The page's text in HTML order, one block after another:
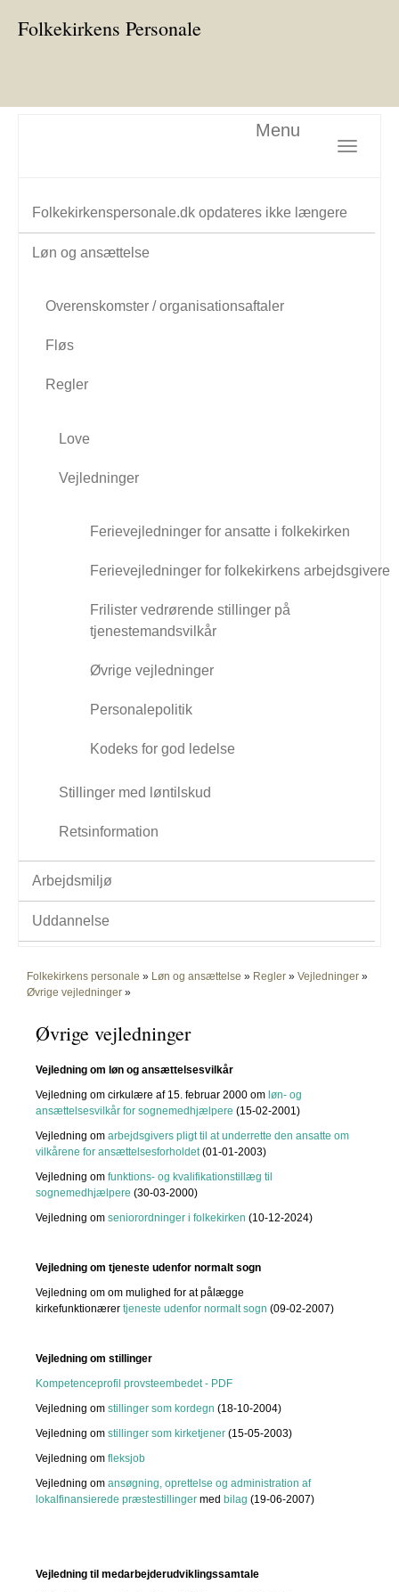
Folkekirkens Personale
Toggle
Menu
Folkekirkenspersonale.dk opdateres ikke længere
Løn og ansættelse
Overenskomster / organisationsaftaler
Fløs
Regler
Love
Vejledninger
Ferievejledninger for ansatte i folkekirken
Ferievejledninger for folkekirkens arbejdsgivere
Frilister vedrørende stillinger på
tjenestemandsvilkår
Øvrige vejledninger
Personalepolitik
Kodeks for god ledelse
Stillinger med løntilskud
Retsinformation
Arbejdsmiljø
Uddannelse
Folkekirkens personale » Løn og ansættelse » Regler » Vejledninger »
Øvrige vejledninger »
Øvrige vejledninger
Vejledning om løn og ansættelsesvilkår
Vejledning om cirkulære af 15. februar 2000 om løn- og
ansættelsesvilkår for sognemedhjælpere (15-02-2001)
Vejledning om arbejdsgivers pligt til at underrette den ansatte om
vilkårene for ansættelsesforholdet(01-01-2003)
Vejledning om funktions- og kvalifikationstillæg til
sognemedhjælpere (30-03-2000)
Vejledning om seniorordninger i folkekirken (10-12-2024)
Vejledning om tjeneste udenfor normalt sogn
Vejledning om om mulighed for at pålægge
kirkefunktionærer tjeneste udenfor normalt sogn (09-02-2007)
Vejledning om stillinger
Kompetenceprofil provsteembedet - PDF
Vejledning om stillinger som kordegn (18-10-2004)
Vejledning om stillinger som kirketjener (15-05-2003)
Vejledning om fleksjob
Vejledning om ansøgning, oprettelse og administration af
lokalfinansierede præstestillinger med bilag (19-06-2007)
Vejledning til medarbejderudviklingssamtale